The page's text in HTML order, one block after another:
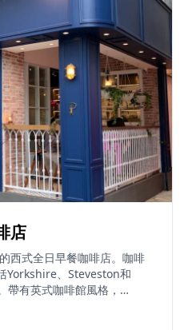
店
西式全日早餐咖啡店。咖啡
Yorkshire、Steveston和
有英式咖啡館風格，
獲得3.8/5的評分，以其平日